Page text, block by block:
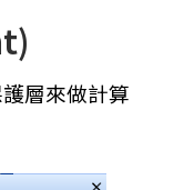
層來做計算